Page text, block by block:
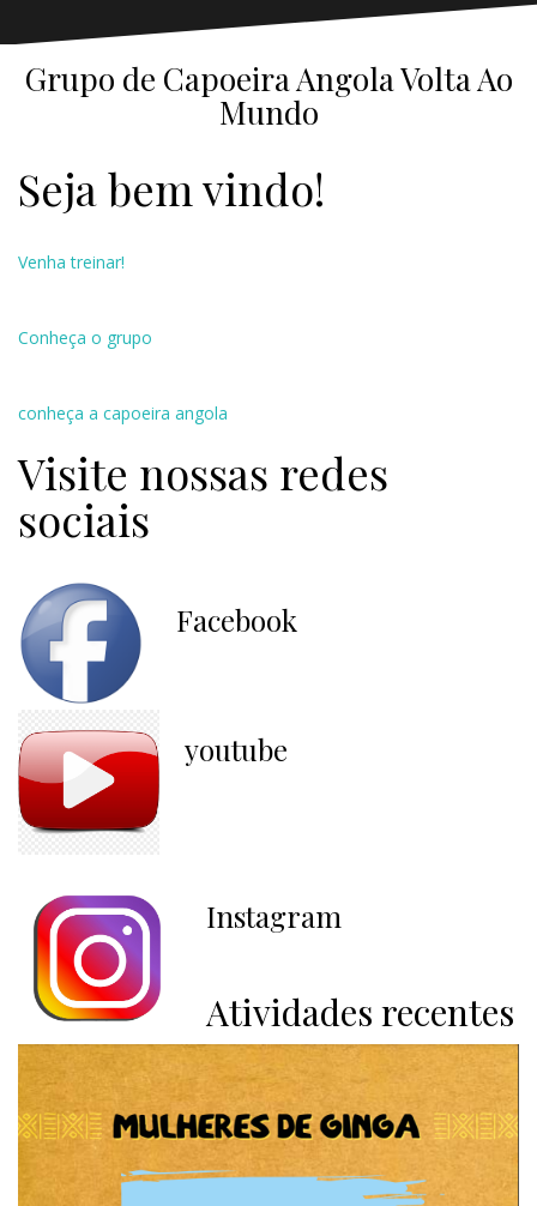
Grupo de Capoeira Angola Volta Ao
Mundo
Seja bem vindo!
Venha treinar!
Conheça o grupo
conheça a capoeira angola
Visite nossas redes
sociais
Facebook
youtube
Instagram
Atividades recentes